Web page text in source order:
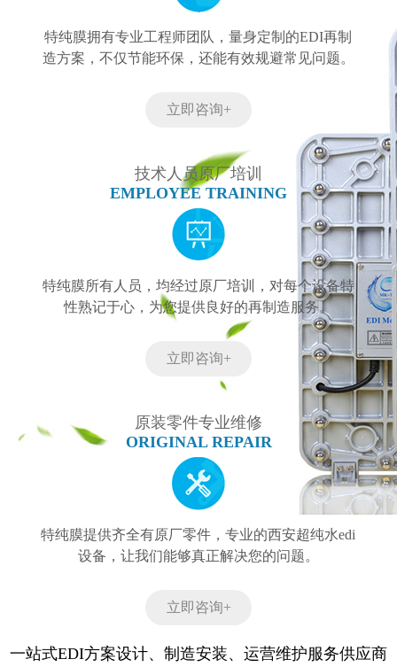
特纯膜拥有专业工程师团队，量身定制的EDI再制
造方案，不仅节能环保，还能有效规避常见问题。
立即咨询+
技术人员原厂培训
EMPLOYEE TRAINING
特纯膜所有人员，均经过原厂培训，对每个设备特
性熟记于心，为您提供良好的再制造服务。
立即咨询+
原装零件专业维修
ORIGINAL REPAIR
特纯膜提供齐全有原厂零件，专业的西安超纯水edi
设备，让我们能够真正解决您的问题。
立即咨询+
一站式EDI方案设计、制造安装、运营维护服务供应商